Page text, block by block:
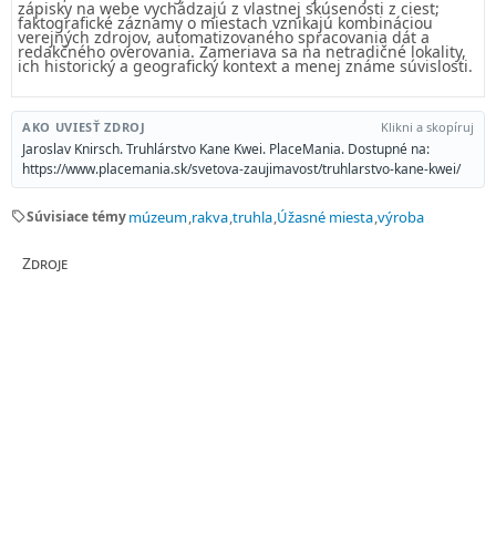
zápisky na webe vychádzajú z vlastnej skúsenosti z ciest;
faktografické záznamy o miestach vznikajú kombináciou
verejných zdrojov, automatizovaného spracovania dát a
redakčného overovania. Zameriava sa na netradičné lokality,
ich historický a geografický kontext a menej známe súvislosti.
AKO UVIESŤ ZDROJ Klikni a skopíruj
Jaroslav Knirsch. Truhlárstvo Kane Kwei. PlaceMania. Dostupné na:
https://www.placemania.sk/svetova-zaujimavost/truhlarstvo-kane-kwei/
sellSúvisiace témymúzeum rakva truhla Úžasné miesta výroba
Zdroje